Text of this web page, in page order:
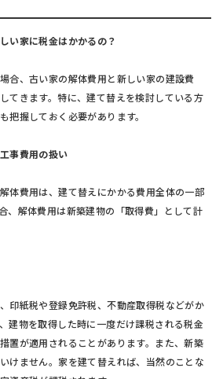
い家に税金はかかるの？
合、古い家の解体費用と新しい家の建設費
てきます。特に、建て替えを検討している方
把握しておく必要があります。
事費用の扱い
体費用は、建て替えにかかる費用全体の一部
、解体費用は新築建物の「取得費」として計
印紙税や登録免許税、不動産取得税などがか
建物を取得した時に一度だけ課税される税金
置が適用されることがあります。また、新築
けません。家を建て替えれば、当然のことな